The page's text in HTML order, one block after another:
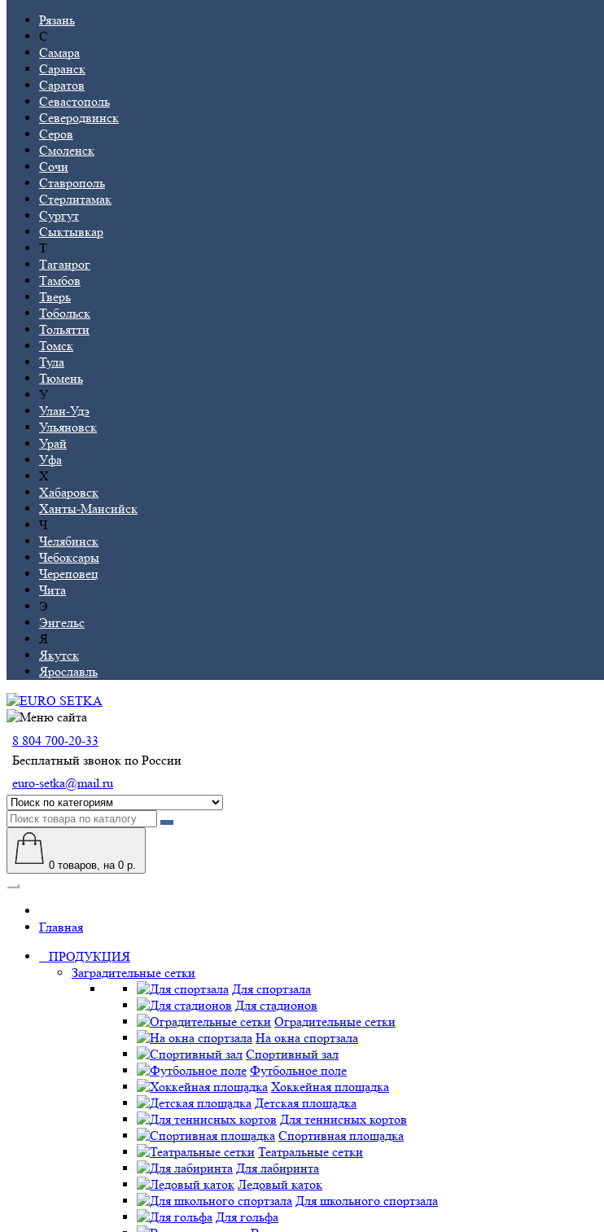
Рязань
С
Самара
Саранск
Саратов
Севастополь
Северодвинск
Серов
Смоленск
Сочи
Ставрополь
Стерлитамак
Сургут
Сыктывкар
Т
Таганрог
Тамбов
Тверь
Тобольск
Тольятти
Томск
Тула
Тюмень
У
Улан-Удэ
Ульяновск
Урай
Уфа
Х
Хабаровск
Ханты-Мансийск
Ч
Челябинск
Чебоксары
Череповец
Чита
Э
Энгельс
Я
Якутск
Ярославль
8 804 700-20-33
Бесплатный звонок по России
euro-setka@mail.ru
0 товаров, на 0 р.
Главная
ПРОДУКЦИЯ
Заградительные сетки
Для спортзала
Для стадионов
Оградительные сетки
На окна спортзала
Спортивный зал
Футбольное поле
Хоккейная площадка
Детская площадка
Для теннисных кортов
Спортивная площадка
Театральные сетки
Для лабиринта
Ледовый каток
Для школьного спортзала
Для гольфа